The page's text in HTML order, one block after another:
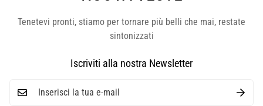
Tenetevi pronti, stiamo per tornare più belli che mai, restate
sintonizzati
Iscriviti alla nostra Newsletter